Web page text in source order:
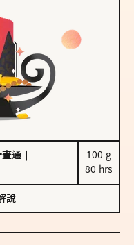
畫通
100 g
80 hrs
說